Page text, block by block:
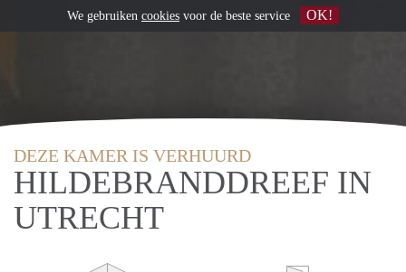
DEZE KAMER IS VERHUURD
HILDEBRANDDREEF IN
UTRECHT
We gebruiken cookies voor de beste service OK!